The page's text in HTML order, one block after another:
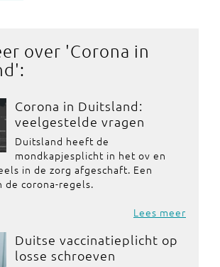
over 'Corona in
':
Corona in Duitsland:
veelgestelde vragen
Duitsland heeft de
mondkapjesplicht in het ov en
in de zorg afgeschaft. Een
de corona-regels.
Lees meer
Duitse vaccinatieplicht op
losse schroeven